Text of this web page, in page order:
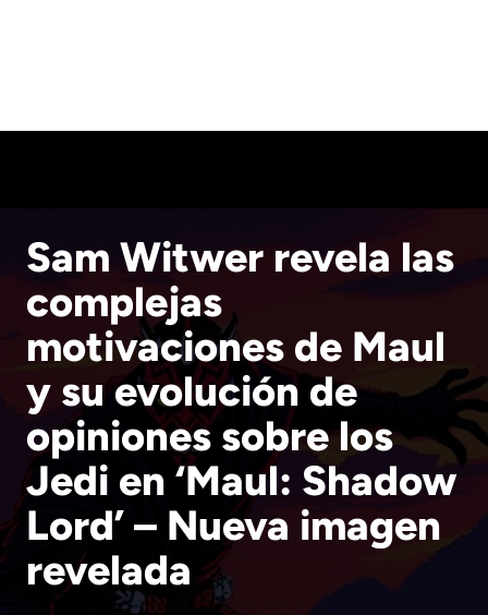
Sam Witwer revela las
complejas
motivaciones de Maul
y su evolución de
opiniones sobre los
Jedi en ‘Maul: Shadow
Lord’ – Nueva imagen
revelada